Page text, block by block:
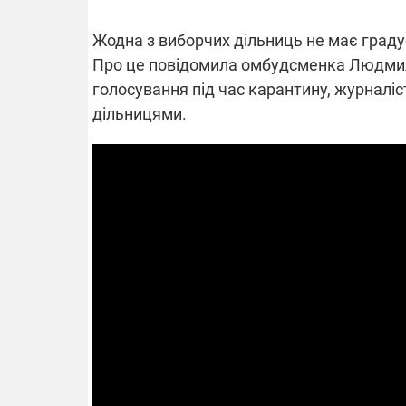
Жодна з виборчих дільниць не має
Про це повідомила омбудсменка
голосування під час карантину,
дільницями.
областях